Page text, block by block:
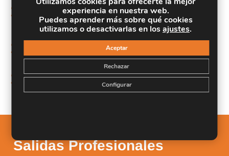
12.
alimentación, hábitos de vida saludable y dieta
equilibrada.
13.
Conocer la importancia de la nutrición en los
diferentes estados patológicos.
14. Identificar para cada patología su sintomatología,
causas y tratamiento.
Salidas Profesionales
experiencia en nuestra web.
Puedes aprender más sobre qué cookies
utilizamos o desactivarlas en losajustes.
Aceptar
Rechazar
Configurar